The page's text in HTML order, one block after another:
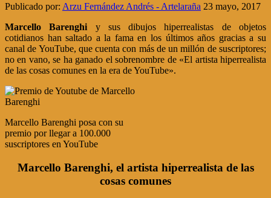
Publicado por: Arzu Fernández Andrés - Artelaraña 23 mayo, 2017
Marcello Barenghi y sus dibujos hiperrealistas de objetos
cotidianos han saltado a la fama en los últimos años gracias a su
canal de YouTube, que cuenta con más de un millón de suscriptores;
no en vano, se ha ganado el sobrenombre de «El artista hiperrealista
de las cosas comunes en la era de YouTube».
Marcello Barenghi posa con su
premio por llegar a 100.000
suscriptores en YouTube
Marcello Barenghi, el artista hiperrealista de las
cosas comunes